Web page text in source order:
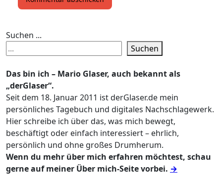
Suchen ...
Suchen
Das bin ich – Mario Glaser, auch bekannt als
„derGlaser“.
Seit dem 18. Januar 2011 ist derGlaser.de mein
persönliches Tagebuch und digitales Nachschlagewerk.
Hier schreibe ich über das, was mich bewegt,
beschäftigt oder einfach interessiert – ehrlich,
persönlich und ohne großes Drumherum.
Wenn du mehr über mich erfahren möchtest, schau
gerne auf meiner Über mich-Seite vorbei. →